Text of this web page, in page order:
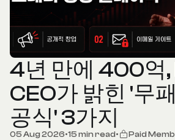
4년 만에 400억
CEO가 밝힌 '무
공식' 3가지
05 Aug 2026•15 min read•
Paid